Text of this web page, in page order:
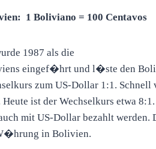
1 Boliviano = 100 Centavos
1987 als die
eingef�hrt und l�ste den
zum US-Dollar 1:1.
Heute ist der Wechselkurs etwa
mit US-Dollar bezahlt werden.
in Bolivien.